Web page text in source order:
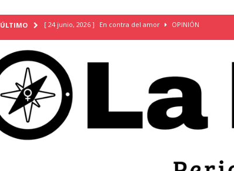
[ 24 junio, 2026 ] En contra del amor OPINIÓN
TERRITORIO
[ 21 febrero, 2026 ] Cuando la prevención de embarazos
INVESTIGACIONES
[ 31 julio, 2026 ] Estudiantes conmemoran el 51
Piden mantener la libertad provisional de